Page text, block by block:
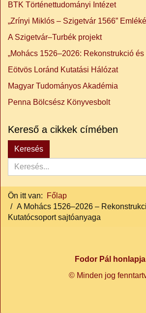
BTK Történettudományi Intézet
„Zrínyi Miklós – Szigetvár 1566”
A Szigetvár–Turbék projekt
„Mohács 1526–2026: Rekonstrukció és
Eötvös Loránd Kutatási Hálózat
Magyar Tudományos Akadémia
Penna Bölcsész Könyvesbolt
Kereső a cikkek címében
Keresés
Ön itt van:
Főlap
A Mohács 1526–2026 –
Kutatócsoport sajtóanyaga
Fodor Pál honlapja
© Minden jog